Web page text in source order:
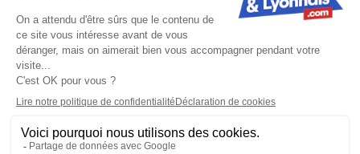
britannique ?
Pourquoi dans la presse BRITANNIQUE? On sait tous que la
seule raison de l'existence de l'OM, c'est de distribuer du
fric à tous les copains des propriétaires, mais qu'est-ce
qu'on…